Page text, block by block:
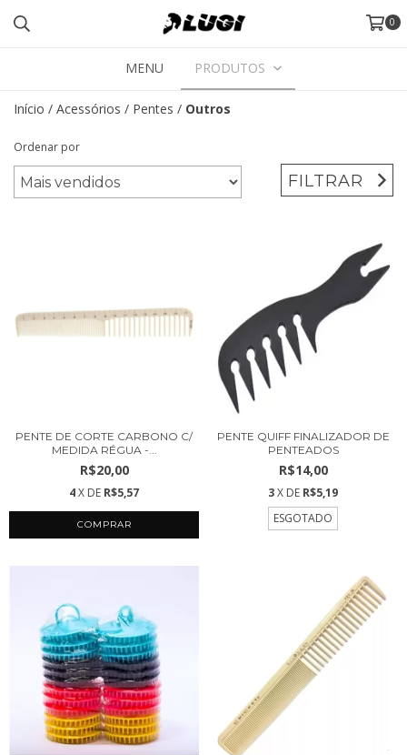
0
MENU PRODUTOS
Início / Acessórios / Pentes / Outros
Ordenar por
FILTRAR
PENTE DE CORTE CARBONO C/
MEDIDA RÉGUA -...
R$20,00
4X DE R$5,57
PENTE QUIFF FINALIZADOR DE
PENTEADOS
R$14,00
3X DE R$5,19
ESGOTADO